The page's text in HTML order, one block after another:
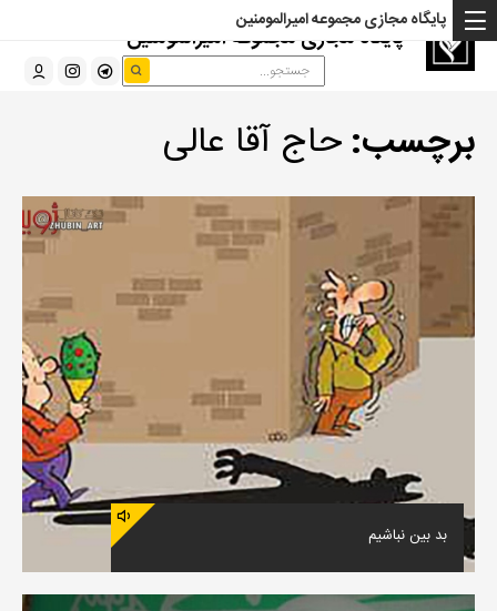
پایگاه مجازی مجموعه امیرالمومنین
پایگاه مجازی مجموعه امیرالمومنین
برچسب:حاج آقا عالی
بد بین نباشیم